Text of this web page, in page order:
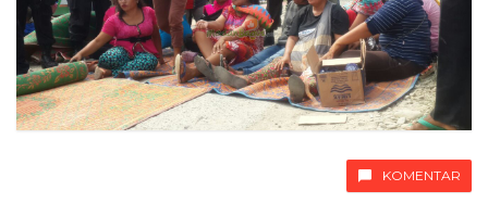
KOMENTAR